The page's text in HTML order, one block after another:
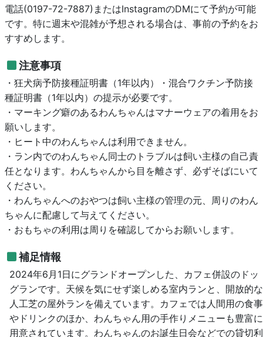
電話(0197-72-7887)またはInstagramのDMにて予約が可能
です。特に週末や混雑が予想される場合は、事前の予約をお
すすめします。
注意事項
・狂犬病予防接種証明書（1年以内）・混合ワクチン予防接
種証明書（1年以内）の提示が必要です。
・マーキング癖のあるわんちゃんはマナーウェアの着用をお
願いします。
・ヒート中のわんちゃんは利用できません。
・ラン内でのわんちゃん同士のトラブルは飼い主様の自己責
任となります。わんちゃんから目を離さず、必ずそばにいて
ください。
・わんちゃんへのおやつは飼い主様の管理の元、周りのわん
ちゃんに配慮して与えてください。
・おもちゃの利用は周りを確認してからお願いします。
補足情報
2024年6月1日にグランドオープンした、カフェ併設のドッ
グランです。天候を気にせず楽しめる室内ランと、開放的な
人工芝の屋外ランを備えています。カフェでは人間用の食事
やドリンクのほか、わんちゃん用の手作りメニューも豊富に
用意されています。わんちゃんのお誕生日会などでの貸切利